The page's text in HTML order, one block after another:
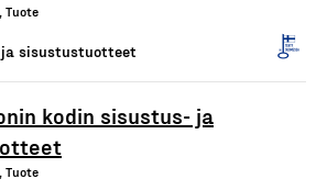
Tuote
sisustustuotteet
kodin sisustus- ja
Tuote